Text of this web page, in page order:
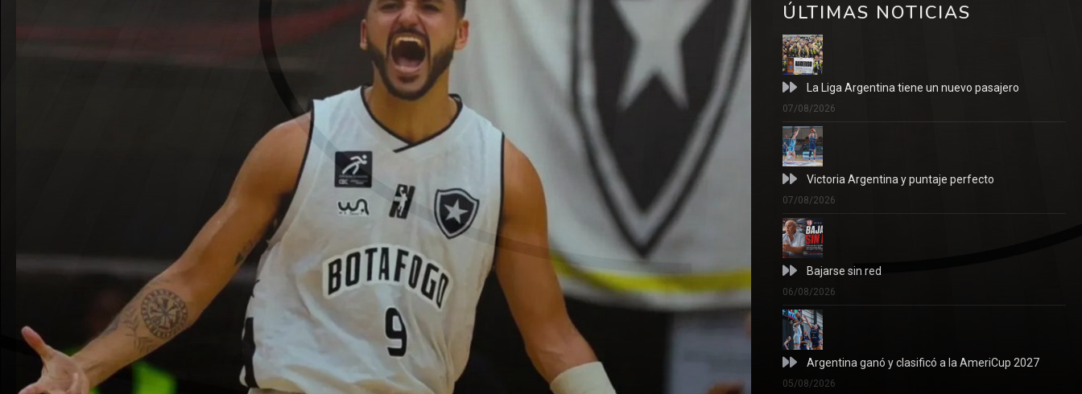
ÚLTIMAS NOTICIAS
La Liga Argentina tiene un nuevo pasajero
07/08/2026
Victoria Argentina y puntaje perfecto
07/08/2026
Bajarse sin red
06/08/2026
Argentina ganó y clasificó a la AmeriCup 2027
05/08/2026